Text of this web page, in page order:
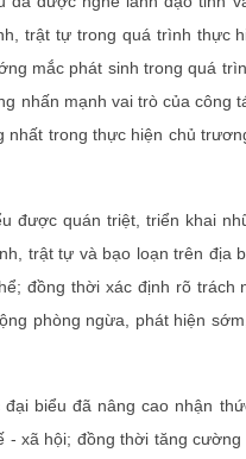
trật tự trong quá trình thực
mắc phát sinh trong quá
nhấn mạnh vai trò của công
nhất trong thực hiện chủ
được quán triệt, triển khai
trật tự và bạo loạn trên địa
đồng thời xác định rõ
phòng ngừa, phát hiện
biểu đã nâng cao nhận
- xã hội; đồng thời tăng